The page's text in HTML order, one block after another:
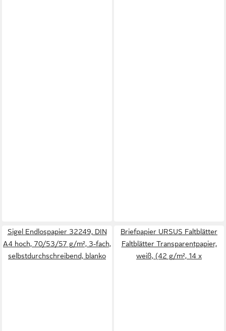
Sigel Endlospapier 32249, DIN
A4 hoch, 70/53/57 g/m², 3-fach,
selbstdurchschreibend, blanko
Briefpapier URSUS Faltblätter
Faltblätter Transparentpapier,
weiß, (42 g/m², 14 x